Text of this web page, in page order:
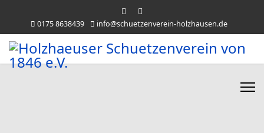
0175 8638439 info@schuetzenverein-holzhausen.de